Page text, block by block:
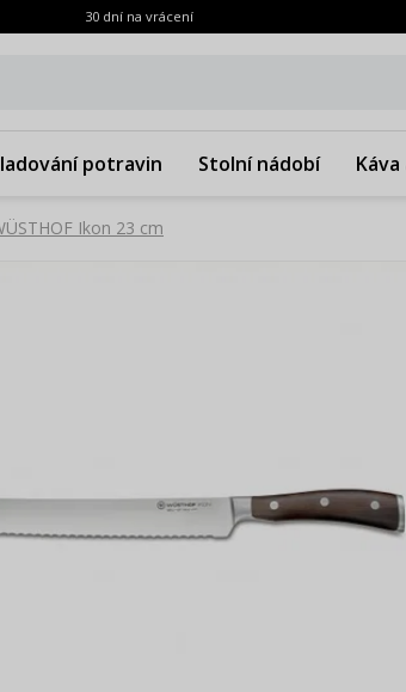
30 dní na vrácení
potravin Stolní nádobí Káva
Ikon 23 cm